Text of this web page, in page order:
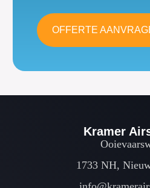
OFFERTE
Kramer
1733 NH,